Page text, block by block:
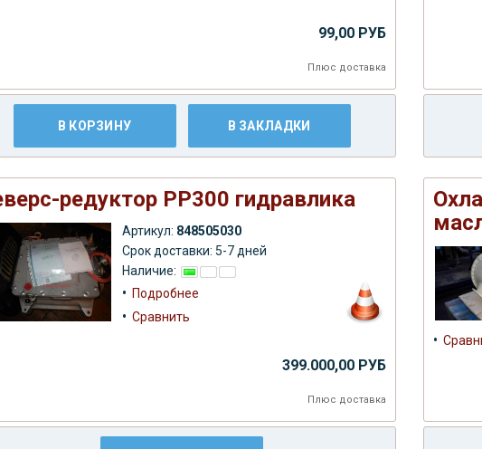
99,00 РУБ
Плюс доставка
В КОРЗИНУ В ЗАКЛАДКИ
редуктор РР300 гидравлика
Артикул: 848505030
Срок доставки: 5-7 дней
Наличие:
• Подробнее
• Сравнить
399.000,00 РУБ
Плюс доставка
•